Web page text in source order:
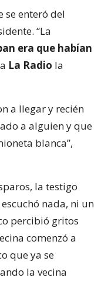
se enteró del
“La
era que habían
La Radio la
a llegar y recién
a alguien y que
blanca”,
la testigo
nada, ni un
percibió gritos
comenzó a
que ya se
la vecina